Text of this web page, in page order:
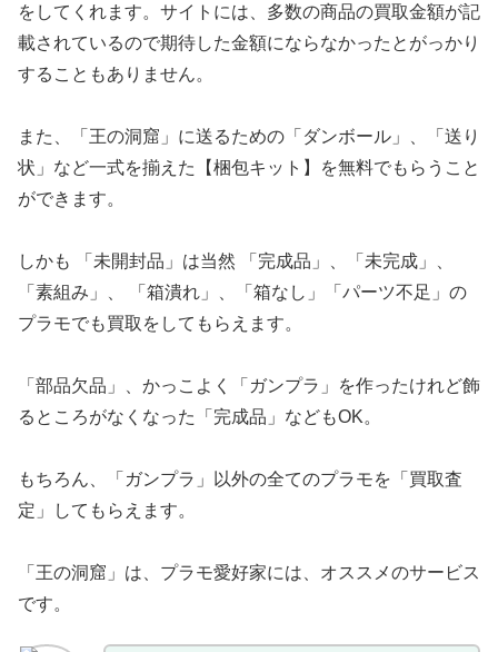
をしてくれます。サイトには、多数の商品の買取金額が記
載されているので期待した金額にならなかったとがっかり
することもありません。
また、「王の洞窟」に送るための「ダンボール」、「送り
状」など一式を揃えた【梱包キット】を無料でもらうこと
ができます。
しかも 「未開封品」は当然 「完成品」、「未完成」、
「素組み」、 「箱潰れ」、「箱なし」「パーツ不足」の
プラモでも買取をしてもらえます。
「部品欠品」、かっこよく「ガンプラ」を作ったけれど飾
るところがなくなった「完成品」などもOK。
もちろん、「ガンプラ」以外の全てのプラモを「買取査
定」してもらえます。
「王の洞窟」は、プラモ愛好家には、オススメのサービス
です。